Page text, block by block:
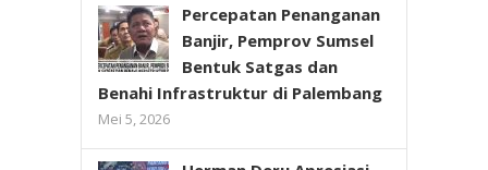
Percepatan Penanganan
Banjir, Pemprov Sumsel
Bentuk Satgas dan
Benahi Infrastruktur di Palembang
Mei 5, 2026